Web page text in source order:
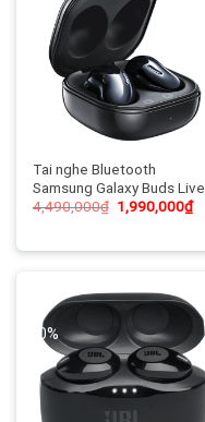
-56%
Tai nghe Bluetooth
Samsung Galaxy Buds Live
4,490,000₫ 1,990,000₫
-50%